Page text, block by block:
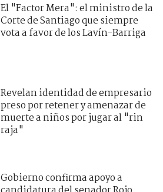
El "Factor Mera": el ministro de la
Corte de Santiago que siempre
vota a favor de los Lavín-Barriga
Revelan identidad de empresario
preso por retener y amenazar de
muerte a niños por jugar al "rin
raja"
Gobierno confirma apoyo a